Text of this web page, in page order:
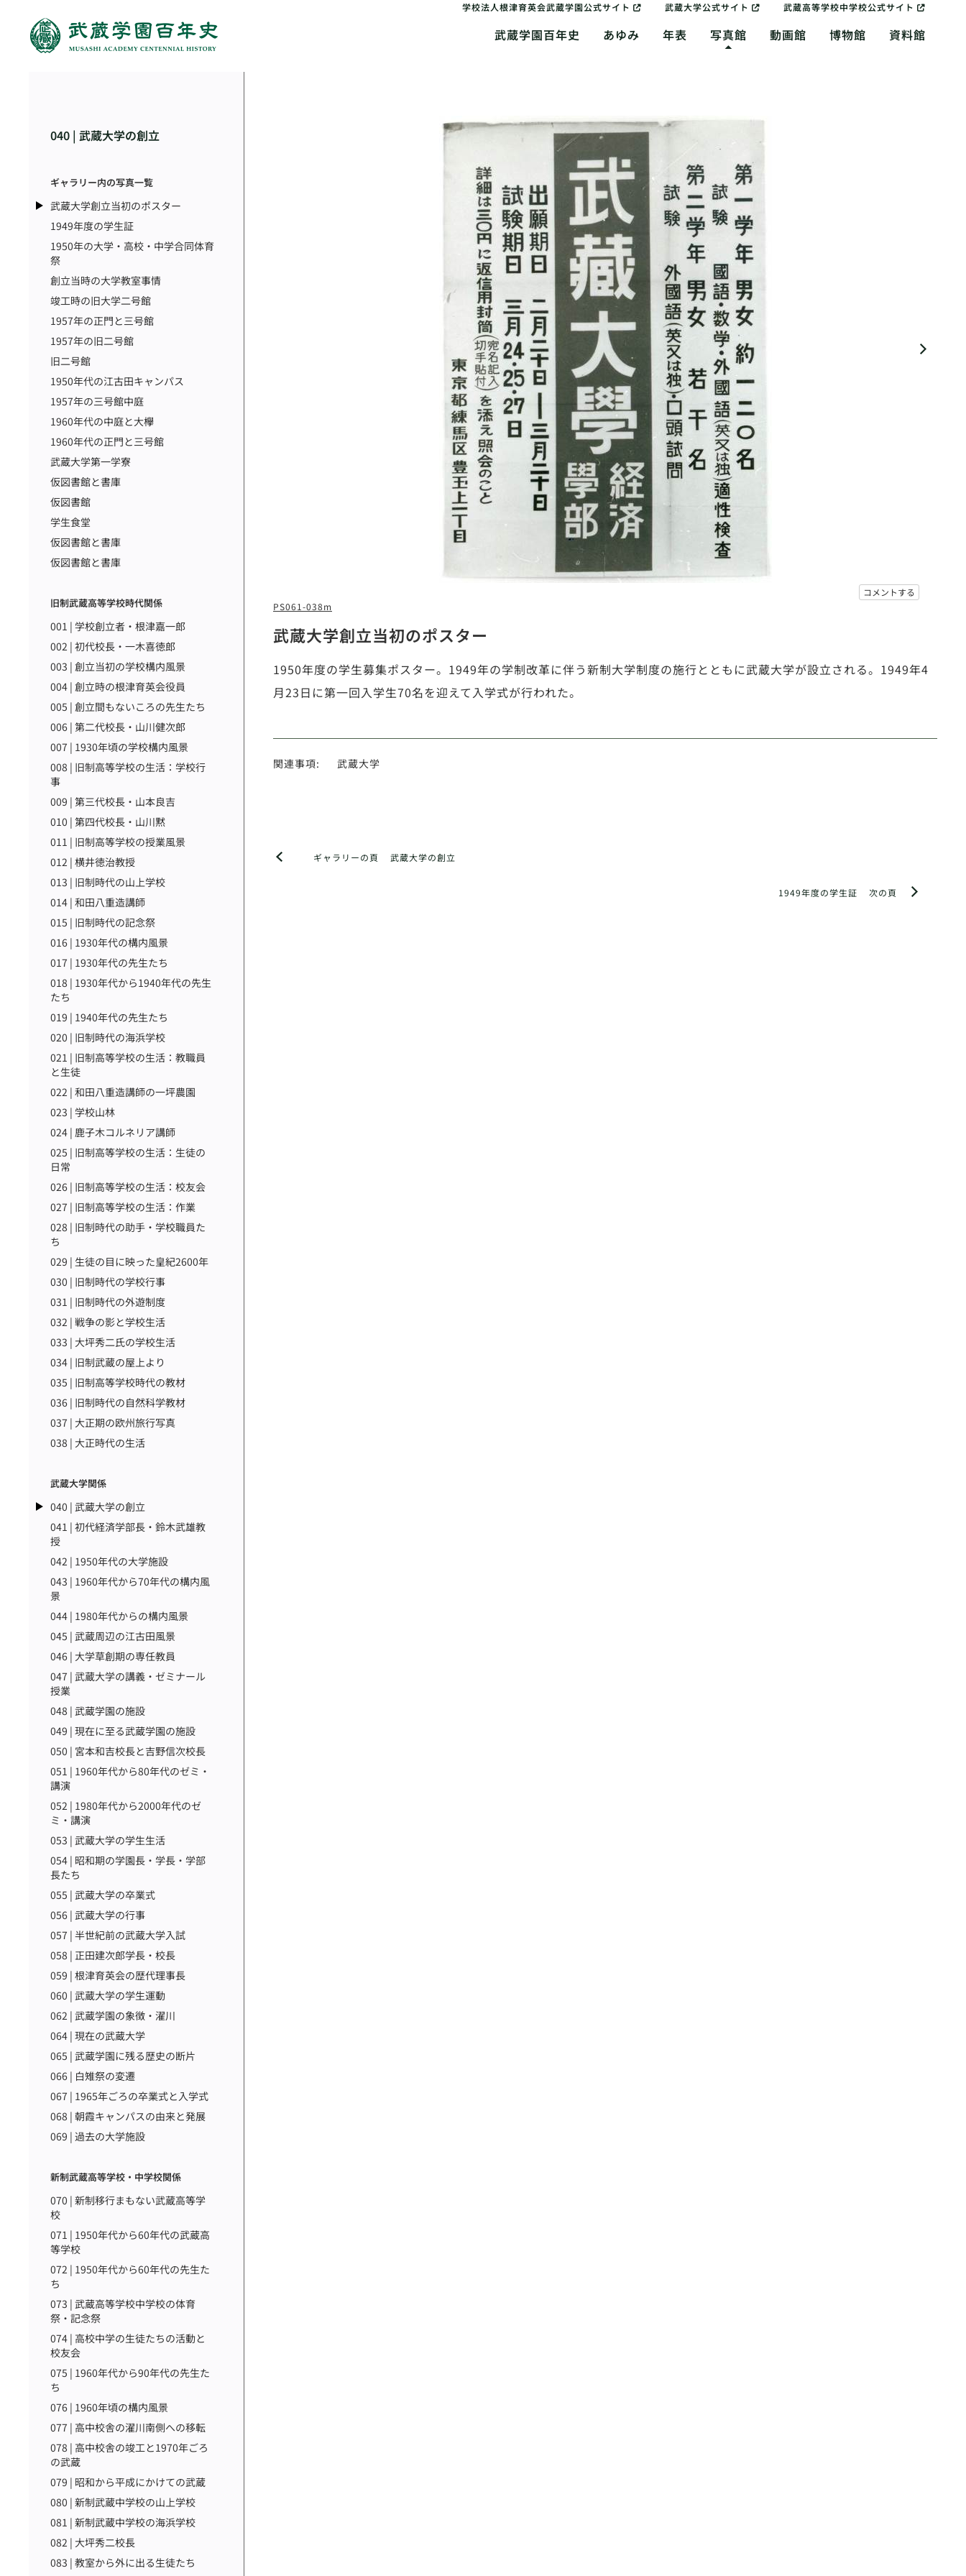
学校法人根津育英会武蔵学園公式サイト 武蔵大学公式サイト 武蔵高等学校中学校公式サイト
武蔵学園百年史 あゆみ 年表 写真館 動画館 博物館 資料館
040 | 武蔵大学の創立
ギャラリー内の写真一覧
武蔵大学創立当初のポスター
1949年度の学生証
1950年の大学・高校・中学合同体育
祭
創立当時の大学教室事情
竣工時の旧大学二号館
1957年の正門と三号館
1957年の旧二号館
旧二号館
1950年代の江古田キャンパス
1957年の三号館中庭
1960年代の中庭と大欅
1960年代の正門と三号館
武蔵大学第一学寮
仮図書館と書庫
仮図書館
学生食堂
仮図書館と書庫
仮図書館と書庫
旧制武蔵高等学校時代関係
001 | 学校創立者・根津嘉一郎
002 | 初代校長・一木喜徳郎
003 | 創立当初の学校構内風景
004 | 創立時の根津育英会役員
005 | 創立間もないころの先生たち
006 | 第二代校長・山川健次郎
007 | 1930年頃の学校構内風景
008 | 旧制高等学校の生活：学校行
事
009 | 第三代校長・山本良吉
010 | 第四代校長・山川黙
011 | 旧制高等学校の授業風景
012 | 横井徳治教授
013 | 旧制時代の山上学校
014 | 和田八重造講師
015 | 旧制時代の記念祭
016 | 1930年代の構内風景
017 | 1930年代の先生たち
018 | 1930年代から1940年代の先生
たち
019 | 1940年代の先生たち
020 | 旧制時代の海浜学校
021 | 旧制高等学校の生活：教職員
と生徒
022 | 和田八重造講師の一坪農園
023 | 学校山林
024 | 鹿子木コルネリア講師
025 | 旧制高等学校の生活：生徒の
日常
026 | 旧制高等学校の生活：校友会
027 | 旧制高等学校の生活：作業
028 | 旧制時代の助手・学校職員た
ち
029 | 生徒の目に映った皇紀2600年
030 | 旧制時代の学校行事
031 | 旧制時代の外遊制度
032 | 戦争の影と学校生活
033 | 大坪秀二氏の学校生活
034 | 旧制武蔵の屋上より
035 | 旧制高等学校時代の教材
036 | 旧制時代の自然科学教材
037 | 大正期の欧州旅行写真
038 | 大正時代の生活
武蔵大学関係
040 | 武蔵大学の創立
041 | 初代経済学部長・鈴木武雄教
授
042 | 1950年代の大学施設
043 | 1960年代から70年代の構内風
景
044 | 1980年代からの構内風景
045 | 武蔵周辺の江古田風景
046 | 大学草創期の専任教員
047 | 武蔵大学の講義・ゼミナール
授業
048 | 武蔵学園の施設
049 | 現在に至る武蔵学園の施設
050 | 宮本和吉校長と吉野信次校長
051 | 1960年代から80年代のゼミ・
講演
052 | 1980年代から2000年代のゼ
ミ・講演
053 | 武蔵大学の学生生活
054 | 昭和期の学園長・学長・学部
長たち
055 | 武蔵大学の卒業式
056 | 武蔵大学の行事
057 | 半世紀前の武蔵大学入試
058 | 正田建次郎学長・校長
059 | 根津育英会の歴代理事長
060 | 武蔵大学の学生運動
062 | 武蔵学園の象徴・濯川
064 | 現在の武蔵大学
065 | 武蔵学園に残る歴史の断片
066 | 白雉祭の変遷
067 | 1965年ごろの卒業式と入学式
068 | 朝霞キャンパスの由来と発展
069 | 過去の大学施設
新制武蔵高等学校・中学校関係
070 | 新制移行まもない武蔵高等学
校
071 | 1950年代から60年代の武蔵高
等学校
072 | 1950年代から60年代の先生た
ち
073 | 武蔵高等学校中学校の体育
祭・記念祭
074 | 高校中学の生徒たちの活動と
校友会
075 | 1960年代から90年代の先生た
ち
076 | 1960年頃の構内風景
077 | 高中校舎の濯川南側への移転
078 | 高中校舎の竣工と1970年ごろ
の武蔵
079 | 昭和から平成にかけての武蔵
080 | 新制武蔵中学校の山上学校
081 | 新制武蔵中学校の海浜学校
082 | 大坪秀二校長
083 | 教室から外に出る生徒たち
コメントする
PS061-038m
武蔵大学創立当初のポスター
1950年度の学生募集ポスター。1949年の学制改革に伴う新制大学制度の施行とともに武蔵大学が設立される。1949年4
月23日に第一回入学生70名を迎えて入学式が行われた。
関連事項: 武蔵大学
ギャラリーの頁 武蔵大学の創立
次の頁
1949年度の学生証